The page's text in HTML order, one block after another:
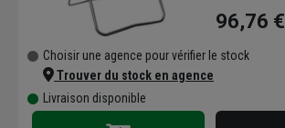
96,76 €
Choisir une agence pour vérifier le stock
Trouver du stock en agence
Livraison disponible